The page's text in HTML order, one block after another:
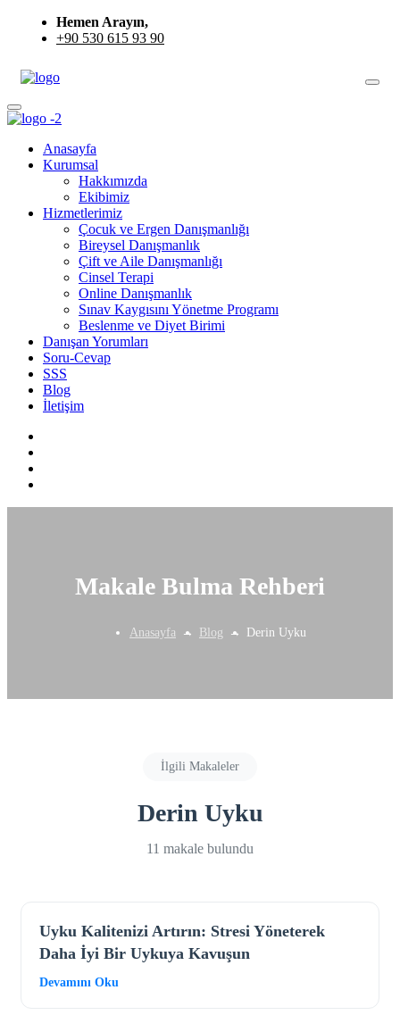
Hemen Arayın,
+90 530 615 93 90
Anasayfa
Kurumsal
Hakkımızda
Ekibimiz
Hizmetlerimiz
Çocuk ve Ergen Danışmanlığı
Bireysel Danışmanlık
Çift ve Aile Danışmanlığı
Cinsel Terapi
Online Danışmanlık
Sınav Kaygısını Yönetme Programı
Beslenme ve Diyet Birimi
Danışan Yorumları
Soru-Cevap
SSS
Blog
İletişim
Makale Bulma Rehberi
Anasayfa Blog Derin Uyku
İlgili Makaleler
Derin Uyku
11 makale bulundu
Uyku Kalitenizi Artırın: Stresi Yöneterek
Daha İyi Bir Uykuya Kavuşun
Devamını Oku